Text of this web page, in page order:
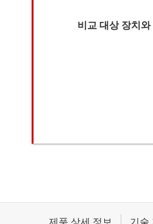
비교 대상 장치